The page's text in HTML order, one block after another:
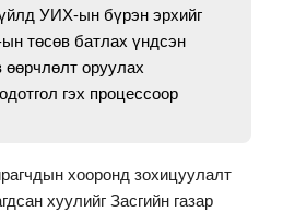
УИХ-ын бүрэн эрхийг
төсөв батлах үндсэн
оруулах
гэх процессоор
хооронд зохицуулалт
хуулийг Засгийн газар